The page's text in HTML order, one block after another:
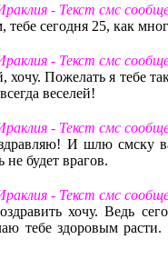
- Текст смс
тебе сегодня 25, как
- Текст смс
хочу. Пожелать я тебе
веселей!
- Текст смс
И шлю смску
будет врагов.
- Текст смс
хочу. Ведь
тебе здоровым